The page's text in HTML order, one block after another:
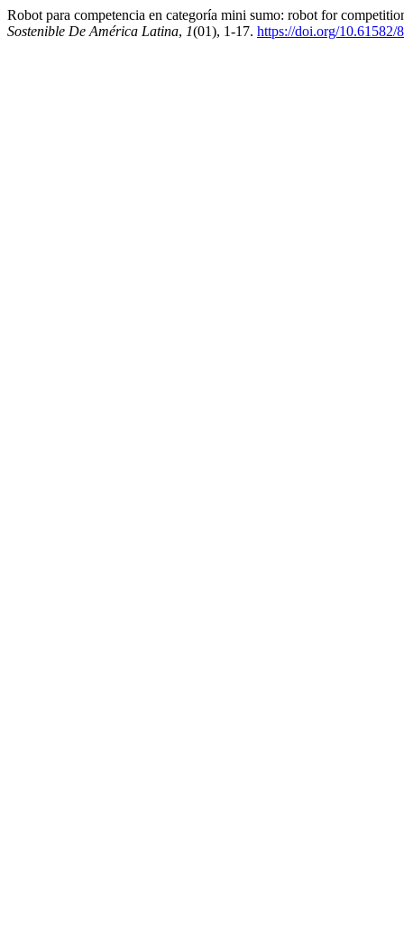
Robot para competencia en categoría mini sumo: robot for
Sostenible De América Latina, 1(01), 1-17. https://doi.org/10.61582/